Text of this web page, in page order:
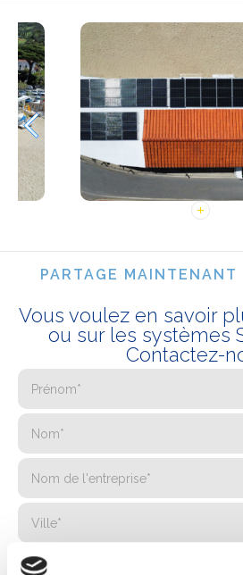
PARTAGE MAINTENANT
Vous voulez en savoir
ou sur les systèmes
Contactez-